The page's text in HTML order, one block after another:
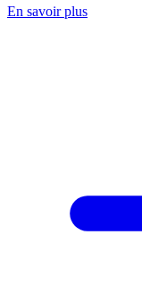
En savoir plus